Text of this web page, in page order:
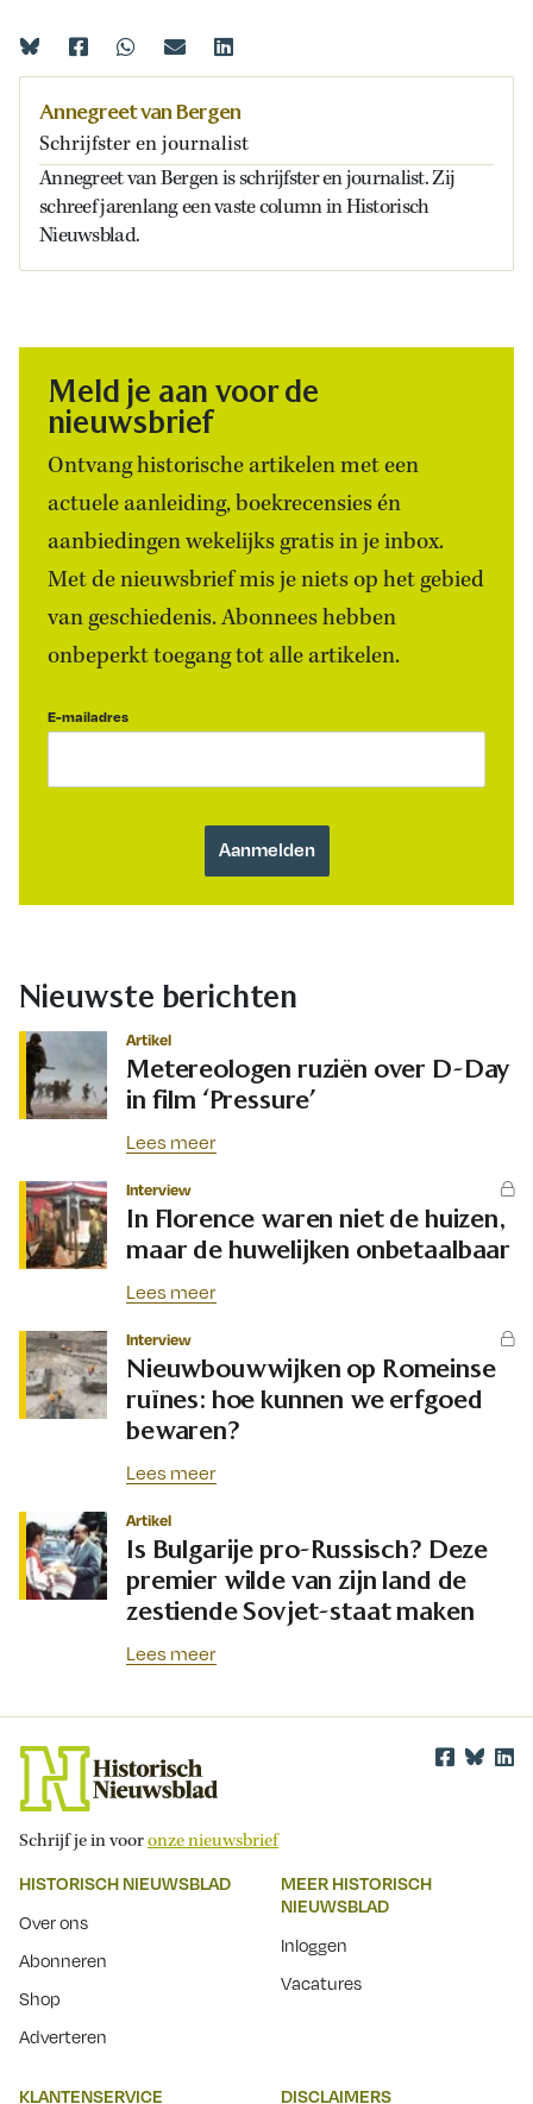
Annegreet van Bergen
Schrijfster en journalist
Annegreet van Bergen is schrijfster en journalist. Zij
schreef jarenlang een vaste column in Historisch
Nieuwsblad.
Meld je aan voor de
nieuwsbrief
Ontvang historische artikelen met een
actuele aanleiding, boekrecensies én
aanbiedingen wekelijks gratis in je inbox.
Met de nieuwsbrief mis je niets op het gebied
van geschiedenis. Abonnees hebben
onbeperkt toegang tot alle artikelen.
E-mailadres
Nieuwste berichten
Artikel
Metereologen ruziën over D-Day
in film ‘Pressure’
Lees meer
Interview
In Florence waren niet de huizen,
maar de huwelijken onbetaalbaar
Lees meer
Interview
Nieuwbouwwijken op Romeinse
ruïnes: hoe kunnen we erfgoed
bewaren?
Lees meer
Artikel
Is Bulgarije pro-Russisch? Deze
premier wilde van zijn land de
zestiende Sovjet-staat maken
Lees meer
Schrijf je in vooronze nieuwsbrief
HISTORISCH NIEUWSBLAD
Over ons
Abonneren
Shop
Adverteren
MEER HISTORISCH
NIEUWSBLAD
Inloggen
Vacatures
KLANTENSERVICE DISCLAIMERS